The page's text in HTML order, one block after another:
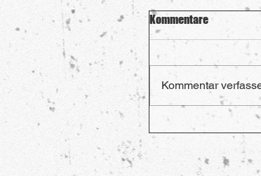
Kommentare
Kommentar